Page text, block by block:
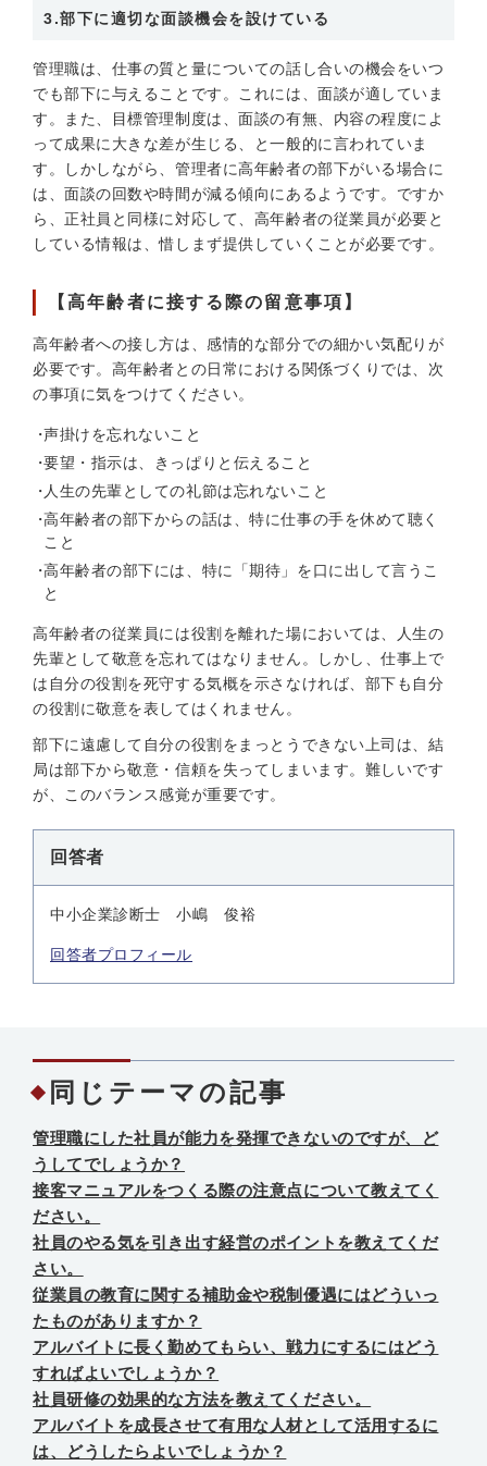
3.部下に適切な面談機会を設けている
管理職は、仕事の質と量についての話し合いの機会をいつ
でも部下に与えることです。これには、面談が適していま
す。また、目標管理制度は、面談の有無、内容の程度によ
って成果に大きな差が生じる、と一般的に言われていま
す。しかしながら、管理者に高年齢者の部下がいる場合に
は、面談の回数や時間が減る傾向にあるようです。ですか
ら、正社員と同様に対応して、高年齢者の従業員が必要と
している情報は、惜しまず提供していくことが必要です。
【高年齢者に接する際の留意事項】
高年齢者への接し方は、感情的な部分での細かい気配りが
必要です。高年齢者との日常における関係づくりでは、次
の事項に気をつけてください。
声掛けを忘れないこと
要望・指示は、きっぱりと伝えること
人生の先輩としての礼節は忘れないこと
高年齢者の部下からの話は、特に仕事の手を休めて聴く
こと
高年齢者の部下には、特に「期待」を口に出して言うこ
と
高年齢者の従業員には役割を離れた場においては、人生の
先輩として敬意を忘れてはなりません。しかし、仕事上で
は自分の役割を死守する気概を示さなければ、部下も自分
の役割に敬意を表してはくれません。
部下に遠慮して自分の役割をまっとうできない上司は、結
局は部下から敬意・信頼を失ってしまいます。難しいです
が、このバランス感覚が重要です。
回答者
中小企業診断士 小嶋 俊裕
回答者プロフィール
同じテーマの記事
管理職にした社員が能力を発揮できないのですが、ど
うしてでしょうか？
接客マニュアルをつくる際の注意点について教えてく
ださい。
社員のやる気を引き出す経営のポイントを教えてくだ
さい。
従業員の教育に関する補助金や税制優遇にはどういっ
たものがありますか？
アルバイトに長く勤めてもらい、戦力にするにはどう
すればよいでしょうか？
社員研修の効果的な方法を教えてください。
アルバイトを成長させて有用な人材として活用するに
は、どうしたらよいでしょうか？